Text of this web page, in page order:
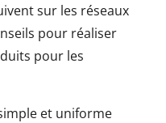
sur les réseaux
pour réaliser
pour les
et uniforme